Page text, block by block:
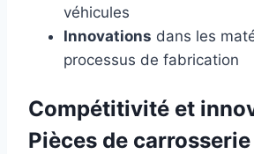
véhicules
Innovations dans les
processus de fabrication
Compétitivité et
Pièces de